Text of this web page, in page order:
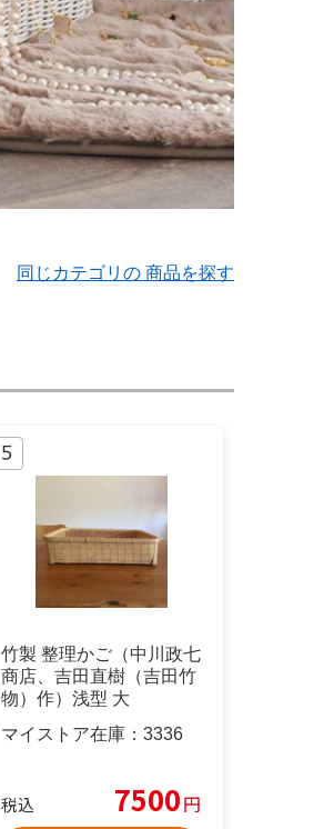
同じカテゴリの 商品を探す
竹製 整理かご（中川政七
商店、吉田直樹（吉田竹
物）作）浅型 大
マイストア在庫： 3336
税込 7500円